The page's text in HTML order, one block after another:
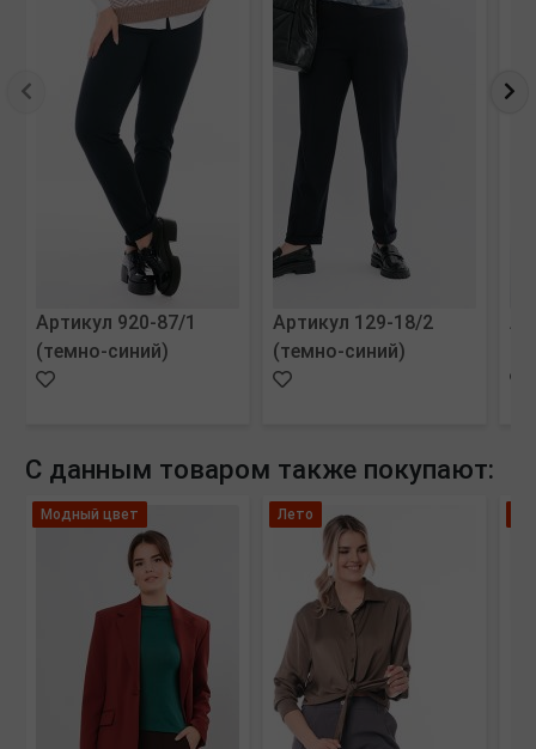
Артикул 920-87/1
(темно-синий)
Артикул 129-18/2
(темно-синий)
С данным товаром также покупают:
Модный цвет Лето